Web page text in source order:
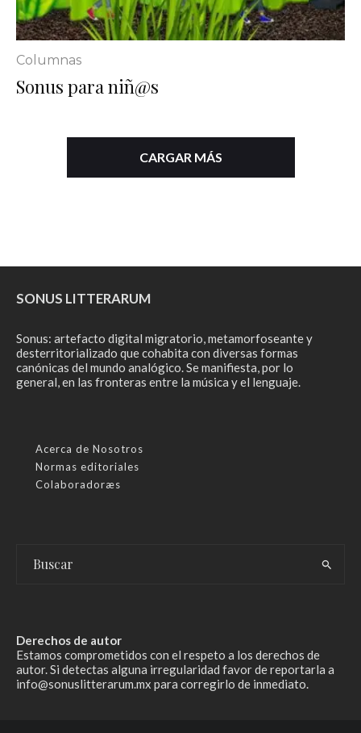
Columnas
Sonus para niñ@s
CARGAR MÁS
SONUS LITTERARUM
Sonus: artefacto digital migratorio, metamorfoseante y
desterritorializado que cohabita con diversas formas
canónicas del mundo analógico. Se manifiesta, por lo
general, en las fronteras entre la música y el lenguaje.
Acerca de Nosotros
Normas editoriales
Colaboradoræs
Derechos de autor
Estamos comprometidos con el respeto a los derechos de
autor. Si detectas alguna irregularidad favor de reportarla a
info@sonuslitterarum.mx para corregirlo de inmediato.